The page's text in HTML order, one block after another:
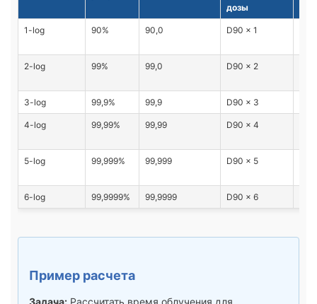
дозы
1-log 90% 90,0 D90 × 1
2-log 99% 99,0 D90 × 2
3-log 99,9% 99,9 D90 × 3
4-log 99,99% 99,99 D90 × 4
5-log 99,999% 99,999 D90 × 5
6-log 99,9999% 99,9999 D90 × 6
Пример расчета
Задача: Рассчитать время облучения для